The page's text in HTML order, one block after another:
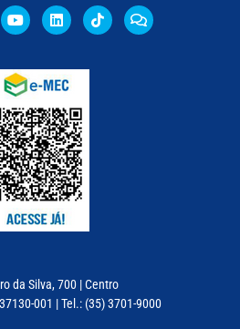
da Silva, 700 | Centro
001 | Tel.: (35) 3701-9000